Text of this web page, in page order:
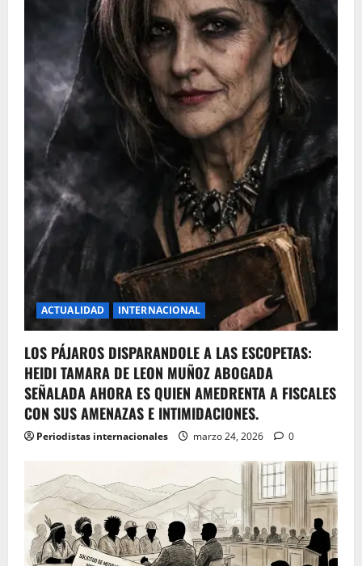
ACTUALIDAD INTERNACIONAL
LOS PÁJAROS DISPARANDOLE A LAS ESCOPETAS:
HEIDI TAMARA DE LEON MUÑOZ ABOGADA
SEÑALADA AHORA ES QUIEN AMEDRENTA A FISCALES
CON SUS AMENAZAS E INTIMIDACIONES.
Periodistas internacionales marzo 24, 2026 0